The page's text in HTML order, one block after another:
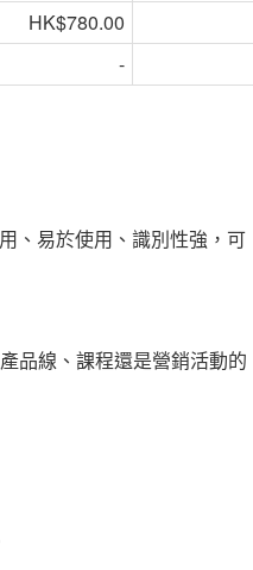
HK$780.00
-
、易於使用、識別性強，可
品線、課程還是營銷活動的